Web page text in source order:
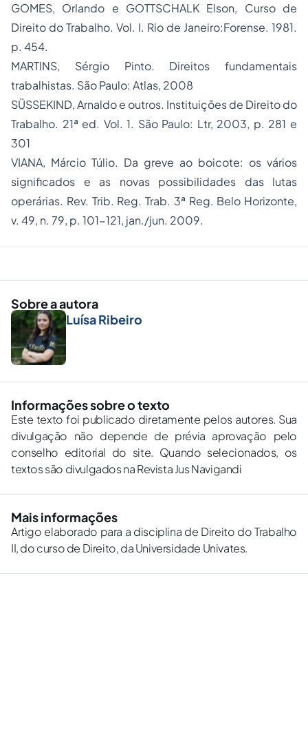
GOMES, Orlando e GOTTSCHALK Elson, Curso de
Direito do Trabalho. Vol. I. Rio de Janeiro:Forense. 1981.
p. 454.
MARTINS, Sérgio Pinto. Direitos fundamentais
trabalhistas. São Paulo: Atlas, 2008
SÜSSEKIND, Arnaldo e outros. Instituições de Direito do
Trabalho. 21ª ed. Vol. 1. São Paulo: Ltr, 2003, p. 281 e
301
VIANA, Márcio Túlio. Da greve ao boicote: os vários
significados e as novas possibilidades das lutas
operárias. Rev. Trib. Reg. Trab. 3ª Reg. Belo Horizonte,
v. 49, n. 79, p. 101-121, jan./jun. 2009.
Sobre a autora
Luísa Ribeiro
Informações sobre o texto
Este texto foi publicado diretamente pelos autores. Sua
divulgação não depende de prévia aprovação pelo
conselho editorial do site. Quando selecionados, os
textos são divulgados na Revista Jus Navigandi
Mais informações
Artigo elaborado para a disciplina de Direito do Trabalho
II, do curso de Direito, da Universidade Univates.